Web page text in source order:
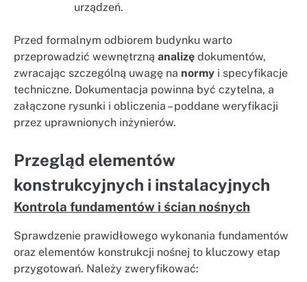
urządzeń.
Przed formalnym odbiorem budynku warto
przeprowadzić wewnętrzną analizę dokumentów,
zwracając szczególną uwagę na normy i specyfikacje
techniczne. Dokumentacja powinna być czytelna, a
załączone rysunki i obliczenia – poddane weryfikacji
przez uprawnionych inżynierów.
Przegląd elementów
konstrukcyjnych i instalacyjnych
Kontrola fundamentów i ścian nośnych
Sprawdzenie prawidłowego wykonania fundamentów
oraz elementów konstrukcji nośnej to kluczowy etap
przygotowań. Należy zweryfikować: